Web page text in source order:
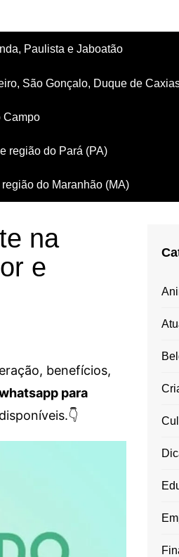
Paulista e Jaboatão
São Gonçalo, Duque de
Campo
região do Pará (PA)
do Maranhão (MA)
na
e
benefícios,
para